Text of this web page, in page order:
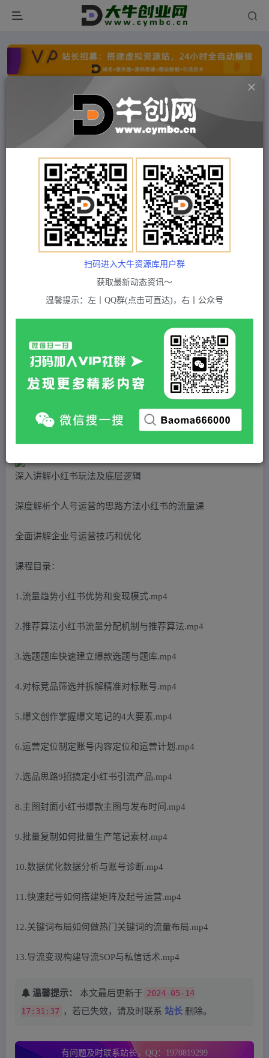
点击开通分站+ 每日收入300+
文字广告火爆招租 文字广告火爆招租
文字广告火爆招租
文字广告火爆招租 文字广告火爆招租
付费项目 中创网 正文
（5179期）小红书流量密码入口揭秘：带你玩转小
红书各种玩法 运营技巧+优化！
5 积分
黄金会员 2 超级会员(永久VIP) 免费
站长QQ：1970819299
付费资源
深入讲解小红书玩法及底层逻辑
深度解析个人号运营的思路方法小红书的流量课
全面讲解企业号运营技巧和优化
课程目录：
1.流量趋势小红书优势和变现模式.mp4
2.推荐算法小红书流量分配机制与推荐算法.mp4
3.选题题库快速建立爆款选题与题库.mp4
4.对标竞品筛选并拆解精准对标账号.mp4
5.爆文创作掌握爆文笔记的4大要素.mp4
6.运营定位制定账号内容定位和运营计划.mp4
7.选品思路9招搞定小红书引流产品.mp4
8.主图封面小红书爆款主图与发布时间.mp4
9.批量复制如何批量生产笔记素材.mp4
10.数据优化数据分析与账号诊断.mp4
11.快速起号如何搭建矩阵及起号运营.mp4
12.关键词布局如何做热门关键词的流量布局.mp4
13.导流变现构建导流SOP与私信话术.mp4
温馨提示： 本文最后更新于 2024-05-14
17:31:37 ，若已失效，请及时联系 站长 删除。
有问题及时联系站长，QQ：1970819299
扫码进入大牛资源库用户群
获取最新动态资讯～
温馨提示：左丨QQ群(点击可直达)，右丨公众号